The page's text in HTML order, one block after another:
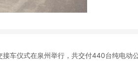
接车仪式在泉州举行，共交付440台纯电动